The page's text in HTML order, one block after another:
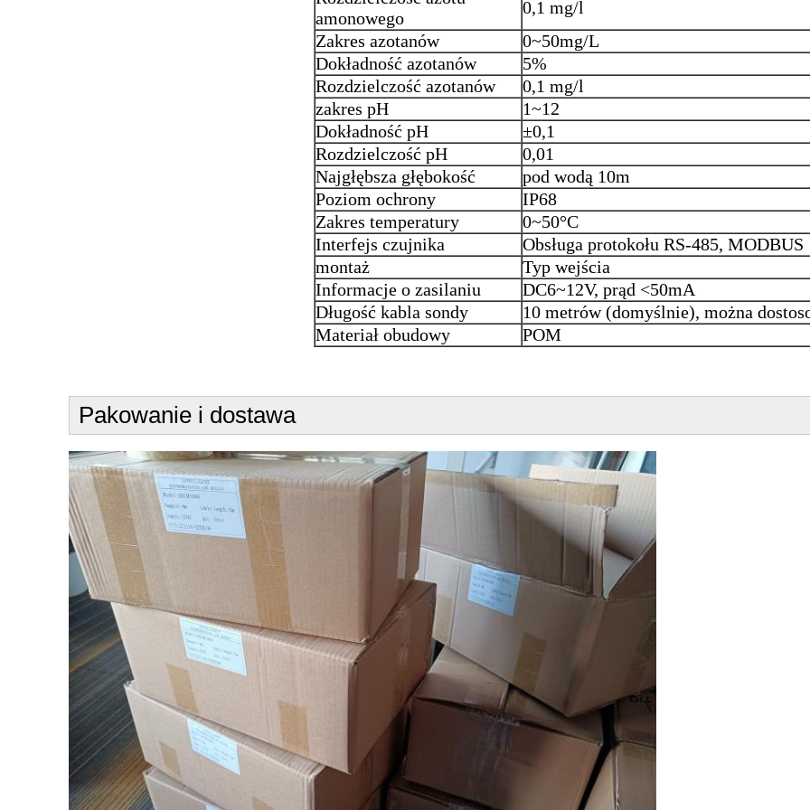
amonowego
0,1 mg/l
Zakres azotanów
0~50mg/L
Dokładność azotanów
5%
Rozdzielczość azotanów
0,1 mg/l
zakres pH
1~12
Dokładność pH
±0,1
Rozdzielczość pH
0,01
Najgłębsza głębokość
pod wodą 10m
Poziom ochrony
IP68
Zakres temperatury
0~50°C
Interfejs czujnika
Obsługa protokołu RS-485, MODBUS
montaż
Typ wejścia
Informacje o zasilaniu
DC6~12V, prąd <50mA
Długość kabla sondy
10 metrów (domyślnie), można
Materiał obudowy
POM
Pakowanie i dostawa